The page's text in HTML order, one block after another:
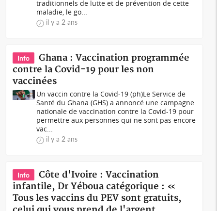
traditionnels de lutte et de prévention de cette
maladie, le go...
il y a 2 ans
Info
Ghana : Vaccination programmée
contre la Covid-19 pour les non
vaccinées
Un vaccin contre la Covid-19 (ph)Le Service de
Santé du Ghana (GHS) a annoncé une campagne
nationale de vaccination contre la Covid-19 pour
permettre aux personnes qui ne sont pas encore
vac...
il y a 2 ans
Info
Côte d'Ivoire : Vaccination
infantile, Dr Yéboua catégorique : «
Tous les vaccins du PEV sont gratuits,